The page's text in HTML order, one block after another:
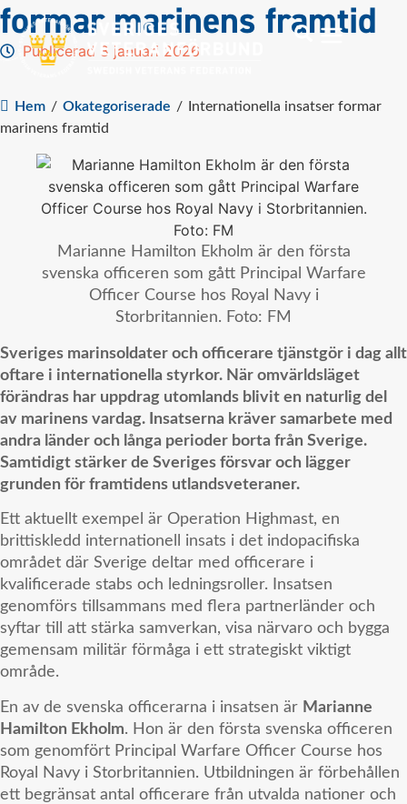
formar marinens framtid
Publicerad 8 januari 2026
Hem / Okategoriserade /
Internationella insatser formar
marinens framtid
Marianne Hamilton Ekholm är den första
svenska officeren som gått Principal Warfare
Officer Course hos Royal Navy i
Storbritannien. Foto: FM
Sveriges marinsoldater och officerare tjänstgör i dag allt
oftare i internationella styrkor. När omvärldsläget
förändras har uppdrag utomlands blivit en naturlig del
av marinens vardag. Insatserna kräver samarbete med
andra länder och långa perioder borta från Sverige.
Samtidigt stärker de Sveriges försvar och lägger
grunden för framtidens utlandsveteraner.
Ett aktuellt exempel är Operation Highmast, en
brittiskledd internationell insats i det indopacifiska
området där Sverige deltar med officerare i
kvalificerade stabs och ledningsroller. Insatsen
genomförs tillsammans med flera partnerländer och
syftar till att stärka samverkan, visa närvaro och bygga
gemensam militär förmåga i ett strategiskt viktigt
område.
En av de svenska officerarna i insatsen är Marianne
Hamilton Ekholm. Hon är den första svenska officeren
som genomfört Principal Warfare Officer Course hos
Royal Navy i Storbritannien. Utbildningen är förbehållen
ett begränsat antal officerare från utvalda nationer och